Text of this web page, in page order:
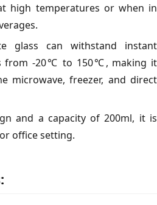
high temperatures or when in
glass can withstand instant
from -20℃ to 150℃, making it
microwave, freezer, and direct
and a capacity of 200ml, it is
office setting.